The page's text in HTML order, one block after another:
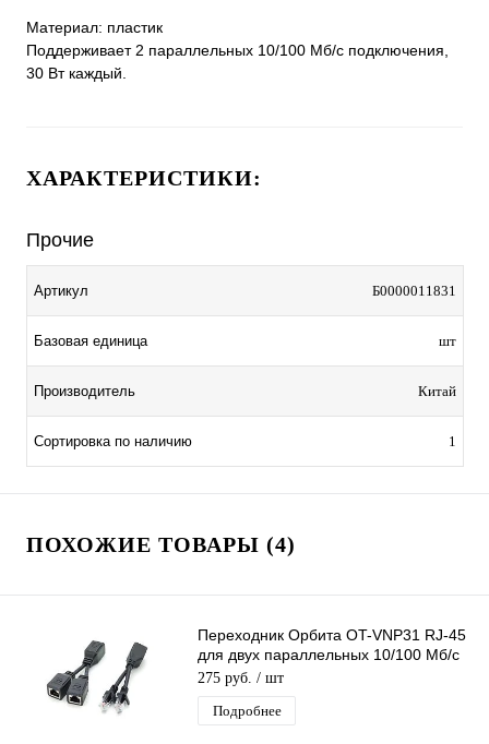
Материал: пластик
Поддерживает 2 параллельных 10/100 Мб/с подключения,
30 Вт каждый.
ХАРАКТЕРИСТИКИ:
Прочие
Артикул Б0000011831
Базовая единица шт
Производитель Китай
Сортировка по наличию 1
ПОХОЖИЕ ТОВАРЫ (4)
Переходник Орбита OT-VNP31 RJ-45
для двух параллельных 10/100 Мб/с
подключений
275 руб. / шт
Подробнее